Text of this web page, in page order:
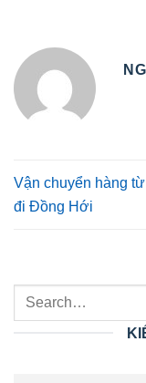
Vận chuyển hàng
đi Đồng Hới